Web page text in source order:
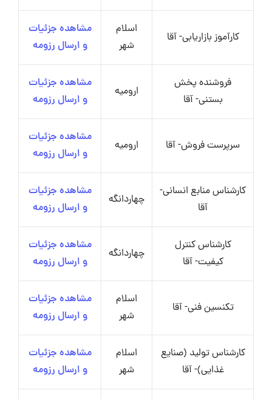
کارآموز بازاریابی- آقا
اسلام
شهر
مشاهده جزئیات
و ارسال رزومه
فروشنده پخش
بستنی- آقا
ارومیه
مشاهده جزئیات
و ارسال رزومه
سرپرست فروش- آقا ارومیه
مشاهده جزئیات
و ارسال رزومه
کارشناس منابع انسانی-
آقا
چهاردانگه
مشاهده جزئیات
و ارسال رزومه
کارشناس کنترل
کیفیت- آقا
چهاردانگه
مشاهده جزئیات
و ارسال رزومه
تکنسین فنی- آقا
اسلام
شهر
مشاهده جزئیات
و ارسال رزومه
کارشناس تولید (صنایع
غذایی)- آقا
اسلام
شهر
مشاهده جزئیات
و ارسال رزومه